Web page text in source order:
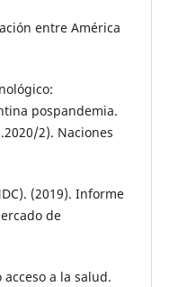
entre América
pospandemia.
2). Naciones
(2019). Informe
de
a la salud.